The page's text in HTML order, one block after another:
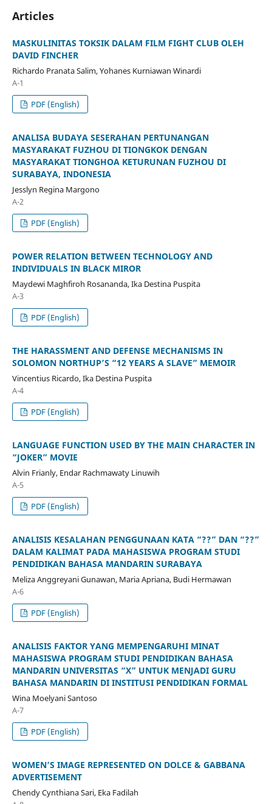
Articles
MASKULINITAS TOKSIK DALAM FILM FIGHT CLUB OLEH
DAVID FINCHER
Richardo Pranata Salim, Yohanes Kurniawan Winardi
A-1
PDF (English)
ANALISA BUDAYA SESERAHAN PERTUNANGAN
MASYARAKAT FUZHOU DI TIONGKOK DENGAN
MASYARAKAT TIONGHOA KETURUNAN FUZHOU DI
SURABAYA, INDONESIA
Jesslyn Regina Margono
A-2
PDF (English)
POWER RELATION BETWEEN TECHNOLOGY AND
INDIVIDUALS IN BLACK MIROR
Maydewi Maghfiroh Rosananda, Ika Destina Puspita
A-3
PDF (English)
THE HARASSMENT AND DEFENSE MECHANISMS IN
SOLOMON NORTHUP’S “12 YEARS A SLAVE” MEMOIR
Vincentius Ricardo, Ika Destina Puspita
A-4
PDF (English)
LANGUAGE FUNCTION USED BY THE MAIN CHARACTER IN
“JOKER” MOVIE
Alvin Frianly, Endar Rachmawaty Linuwih
A-5
PDF (English)
ANALISIS KESALAHAN PENGGUNAAN KATA “??” DAN “??”
DALAM KALIMAT PADA MAHASISWA PROGRAM STUDI
PENDIDIKAN BAHASA MANDARIN SURABAYA
Meliza Anggreyani Gunawan, Maria Apriana, Budi Hermawan
A-6
PDF (English)
ANALISIS FAKTOR YANG MEMPENGARUHI MINAT
MAHASISWA PROGRAM STUDI PENDIDIKAN BAHASA
MANDARIN UNIVERSITAS “X” UNTUK MENJADI GURU
BAHASA MANDARIN DI INSTITUSI PENDIDIKAN FORMAL
Wina Moelyani Santoso
A-7
PDF (English)
WOMEN’S IMAGE REPRESENTED ON DOLCE & GABBANA
ADVERTISEMENT
Chendy Cynthiana Sari, Eka Fadilah